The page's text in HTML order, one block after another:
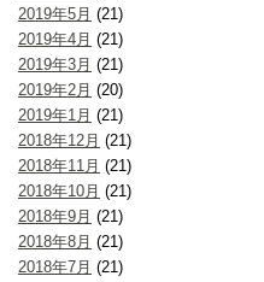
2019年5月 (21)
2019年4月 (21)
2019年3月 (21)
2019年2月 (20)
2019年1月 (21)
2018年12月 (21)
2018年11月 (21)
2018年10月 (21)
2018年9月 (21)
2018年8月 (21)
2018年7月 (21)